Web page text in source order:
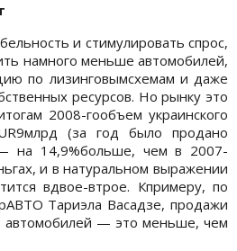
и стимулировать спрос,
намного меньше автомобилей,
по лизинговымсхемам и даже
ресурсов. Но рынку это
2008-гообъем украинского
(за год было продано
на 14,9%больше, чем в 2007-
и в натуральном выражении
вдвое-втрое. Кпримеру, по
Тариэла Васадзе, продажи
автомобилей — это меньше, чем